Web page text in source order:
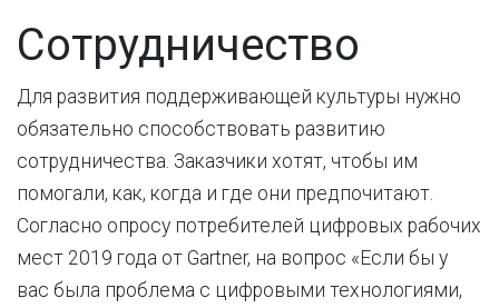
Сотрудничество
Для развития поддерживающей культуры нужно
обязательно способствовать развитию
сотрудничества. Заказчики хотят, чтобы им
помогали, как, когда и где они предпочитают.
Согласно опросу потребителей цифровых рабочих
мест 2019 года от Gartner, на вопрос «Если бы у
вас была проблема с цифровыми технологиями,